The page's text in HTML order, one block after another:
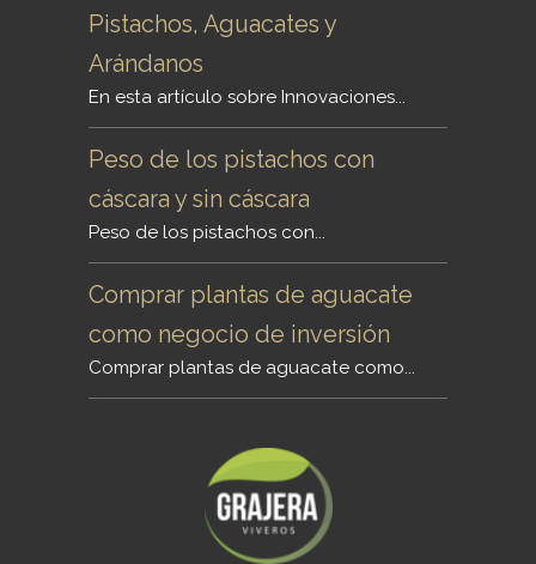
Pistachos, Aguacates y
Arándanos
En esta artículo sobre Innovaciones...
Peso de los pistachos con
cáscara y sin cáscara
Peso de los pistachos con...
Comprar plantas de aguacate
como negocio de inversión
Comprar plantas de aguacate como...